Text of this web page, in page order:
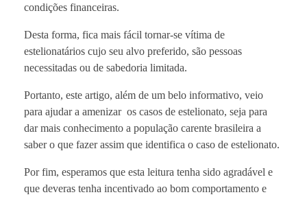
condições financeiras.
Desta forma, fica mais fácil tornar-se vítima de
estelionatários cujo seu alvo preferido, são pessoas
necessitadas ou de sabedoria limitada.
Portanto, este artigo, além de um belo informativo, veio
para ajudar a amenizar os casos de estelionato, seja para
dar mais conhecimento a população carente brasileira a
saber o que fazer assim que identifica o caso de estelionato.
Por fim, esperamos que esta leitura tenha sido agradável e
que deveras tenha incentivado ao bom comportamento e